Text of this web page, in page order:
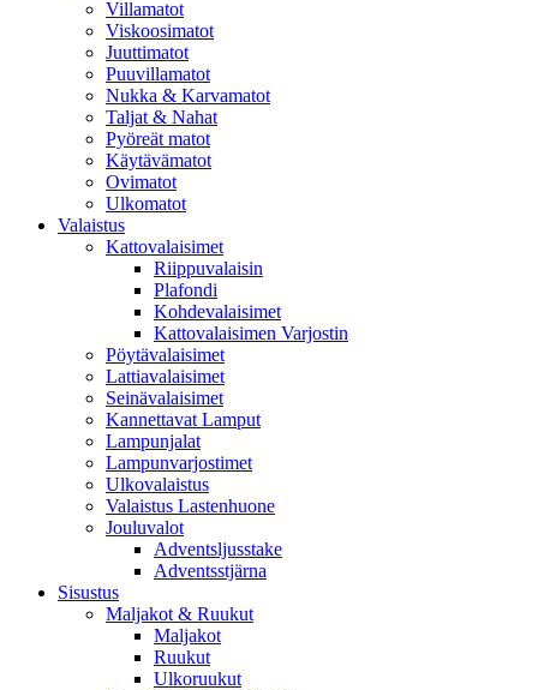
Villamatot
Viskoosimatot
Juuttimatot
Puuvillamatot
Nukka & Karvamatot
Taljat & Nahat
Pyöreät matot
Käytävämatot
Ovimatot
Ulkomatot
Valaistus
Kattovalaisimet
Riippuvalaisin
Plafondi
Kohdevalaisimet
Kattovalaisimen Varjostin
Pöytävalaisimet
Lattiavalaisimet
Seinävalaisimet
Kannettavat Lamput
Lampunjalat
Lampunvarjostimet
Ulkovalaistus
Valaistus Lastenhuone
Jouluvalot
Adventsljusstake
Adventsstjärna
Sisustus
Maljakot & Ruukut
Maljakot
Ruukut
Ulkoruukut